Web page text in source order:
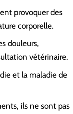
provoquer des
corporelle.
douleurs,
vétérinaire.
et la maladie de
ils ne sont pas